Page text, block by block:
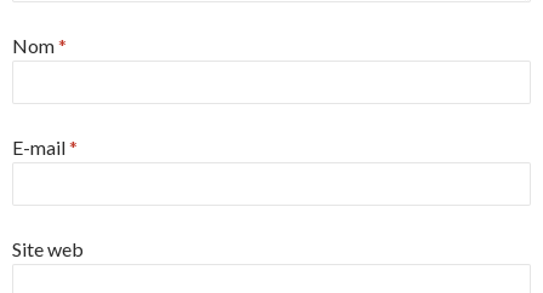
Nom*
E-mail*
Site web